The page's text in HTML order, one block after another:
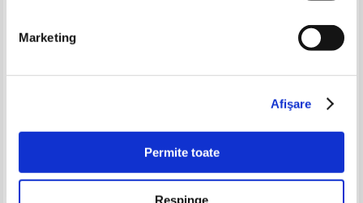
Marketing
Afişare
Permite toate
Respinge
Fracasse (3 volume)
Daniel Defoe - Jurnal din anul
Giovanni Papini - Martorii